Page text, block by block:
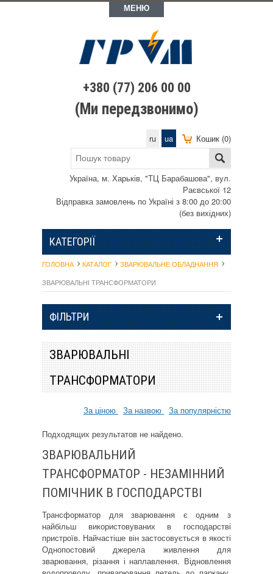
МЕНЮ
+380 (77) 206 00 00
(Ми передзвонимо)
Кошик (0)
ru ua
Україна, м. Харьків, "ТЦ Барабашова", вул.
Раєвської 12
Відправка замовлень по Україні з 8:00 до 20:00
(без вихідних)
КАТЕГОРІЇ
ГОЛОВНА КАТАЛОГ
ЗВАРЮВАЛЬНЕ ОБЛАДНАННЯ
ЗВАРЮВАЛЬНІ ТРАНСФОРМАТОРИ
ФІЛЬТРИ
ЗВАРЮВАЛЬНІ
ТРАНСФОРМАТОРИ
За ціною За назвою За популярністю
Подходящих результатов не найдено.
ЗВАРЮВАЛЬНИЙ
ТРАНСФОРМАТОР - НЕЗАМІННИЙ
ПОМІЧНИК В ГОСПОДАРСТВІ
Трансформатор для зварювання є одним з
найбільш використовуваних в господарстві
пристроїв. Найчастіше він застосовується в якості
Однопостовий джерела живлення для
зварювання, різання і наплавлення. Відновлення